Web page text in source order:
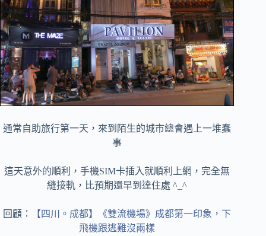
通常自助旅行第一天，來到陌生的城市總會遇上一堆蠢
事
這天意外的順利，手機SIM卡插入就順利上網，完全無
縫接軌，比預期還早到達住處 ^_^
回顧：
【四川。成都】《雙流機場》成都第一印象，下
飛機跟逃難沒兩樣